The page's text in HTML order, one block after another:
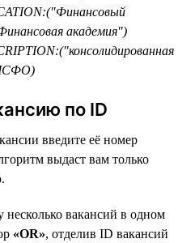
академия")
по ID
введите её номер
выдаст вам только
несколько вакансий в одном
«OR», отделив ID вакансий